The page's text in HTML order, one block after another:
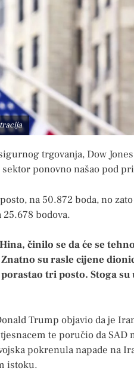
trgovanja, Dow
ponovno našao pod
na 50.872 boda, no
25.678 bodova.
činilo se da će se
su rasle cijene
tri posto. Stoga su
Trump objavio da je
te poručio da SAD
pokrenula napade na
istoku.